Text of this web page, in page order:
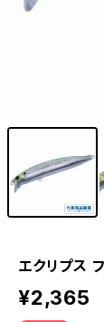
エクリプス
¥2,365